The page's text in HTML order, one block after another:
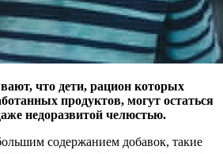
что дети, рацион которых
продуктов, могут остаться
недоразвитой челюстью.
содержанием добавок, такие